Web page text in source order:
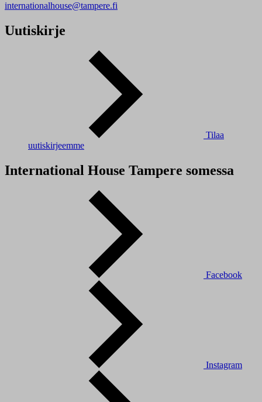
internationalhouse@tampere.fi
Uutiskirje
Tilaa
uutiskirjeemme
International House Tampere somessa
Facebook
Instagram